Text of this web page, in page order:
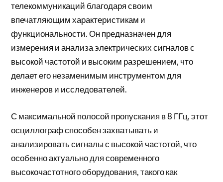
телекоммуникаций благодаря своим
впечатляющим характеристикам и
функциональности. Он предназначен для
измерения и анализа электрических сигналов с
высокой частотой и высоким разрешением, что
делает его незаменимым инструментом для
инженеров и исследователей.
С максимальной полосой пропускания в 8 ГГц, этот
осциллограф способен захватывать и
анализировать сигналы с высокой частотой, что
особенно актуально для современного
высокочастотного оборудования, такого как